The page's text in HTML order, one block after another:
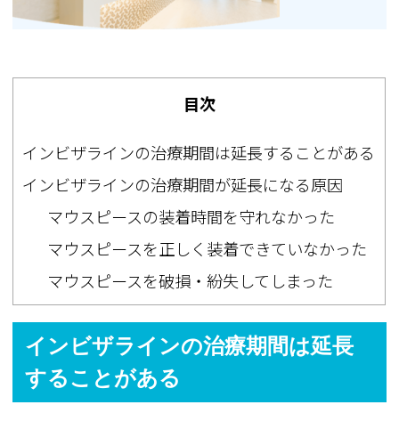
目次
インビザラインの治療期間は延長することがある
インビザラインの治療期間が延長になる原因
マウスピースの装着時間を守れなかった
マウスピースを正しく装着できていなかった
マウスピースを破損・紛失してしまった
インビザラインの治療期間は延長
することがある